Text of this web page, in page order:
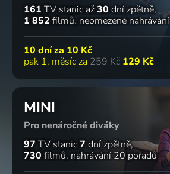
161 TV stanic až30 dní zpětně
1 852 filmů neomezené nahrávání
10 dní za 10 Kč
pak 1. měsíc za 259 Kč 129 Kč
MINI
Pro nenáročné diváky
97 TV stanic7 dní zpětně
730 filmů nahrávání 20 pořadů